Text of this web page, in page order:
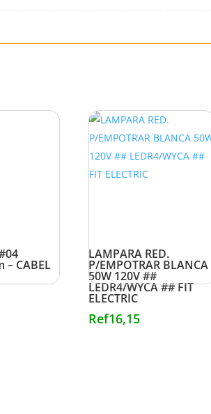
– CABEL
LAMPARA RED.
P/EMPOTRAR BLANCA
50W 120V ##
LEDR4/WYCA ## FIT
ELECTRIC
Ref16,15